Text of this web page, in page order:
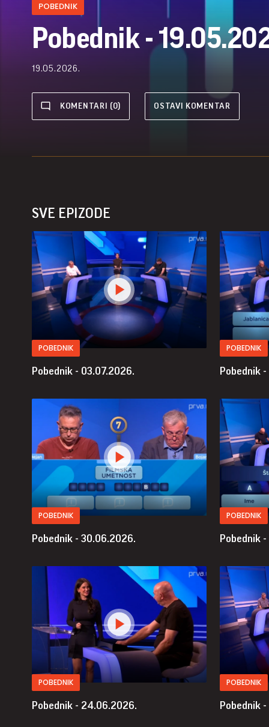
POBEDNIK
Pobednik -
19.05.2026.
KOMENTARI (0) OSTAVI KOMENTAR
SVE EPIZODE
POBEDNIK
Pobednik - 03.07.2026.
POBEDNIK
Pobednik
POBEDNIK
Pobednik - 30.06.2026.
POBEDNIK
Pobednik
POBEDNIK
Pobednik - 24.06.2026.
POBEDNIK
Pobednik